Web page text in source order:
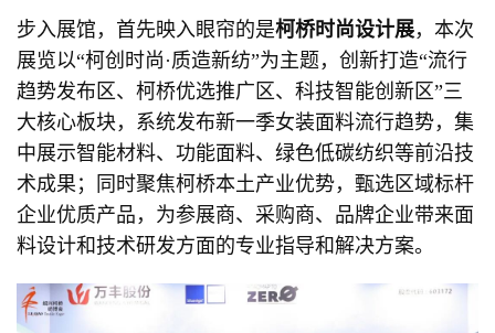
步入展馆，首先映入眼帘的是柯桥时尚设计展，本次
展览以“柯创时尚·质造新纺”为主题，创新打造“流行
趋势发布区、柯桥优选推广区、科技智能创新区”三
大核心板块，系统发布新一季女装面料流行趋势，集
中展示智能材料、功能面料、绿色低碳纺织等前沿技
术成果；同时聚焦柯桥本土产业优势，甄选区域标杆
企业优质产品，为参展商、采购商、品牌企业带来面
料设计和技术研发方面的专业指导和解决方案。